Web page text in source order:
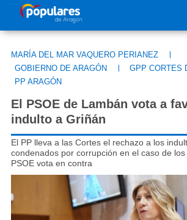
Pasar al contenido principal
MARÍA DEL MAR VAQUERO PERIANEZ |
GOBIERNO DE ARAGÓN | GPP CORTES
PP ARAGÓN
El PSOE de Lambán vota a
indulto a Griñán
El PP lleva a las Cortes el rechazo a los
condenados por corrupción en el caso de
PSOE vota en contra